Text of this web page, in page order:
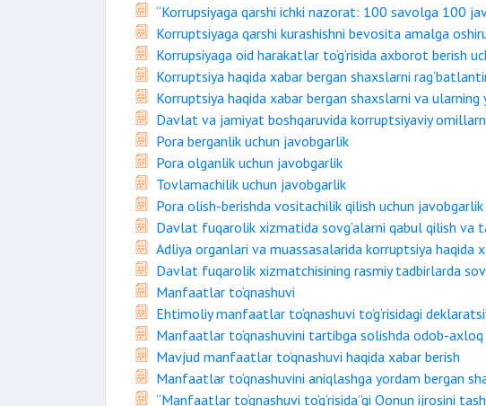
“Korrupsiyaga qarshi ichki nazorat: 100 savolga 100
Korruptsiyaga qarshi kurashishni bevosita amalga
Korrupsiyaga oid harakatlar to‘g‘risida axborot
Korruptsiya haqida xabar bergan shaxslarni
Korruptsiya haqida xabar bergan shaxslarni va
Davlat va jamiyat boshqaruvida korruptsiyaviy
Pora berganlik uchun javobgarlik
Pora olganlik uchun javobgarlik
Tovlamachilik uchun javobgarlik
Pora olish-berishda vositachilik qilish uchun javobgarlik
Davlat fuqarolik xizmatida sovg‘alarni qabul qilish va
Adliya organlari va muassasalarida korruptsiya haqida
Davlat fuqarolik xizmatchisining rasmiy tadbirlarda
Manfaatlar to‘qnashuvi
Ehtimoliy manfaatlar to‘qnashuvi to‘g‘risidagi
Manfaatlar to‘qnashuvini tartibga solishda odob-
Mavjud manfaatlar to‘qnashuvi haqida xabar berish
Manfaatlar to‘qnashuvini aniqlashga yordam bergan
“Manfaatlar to‘qnashuvi to‘g‘risida”gi Qonun ijrosini